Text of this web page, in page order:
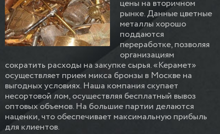
цены на вторичном
рынке. Данные цветные
металлы хорошо
поддаются
переработке, позволяя
организациям
сократить расходы на закупке сырья. «Керамет»
осуществляет прием микса бронзы в Москве на
выгодных условиях. Наша компания скупает
несортовой лом, осуществляя бесплатный вывоз
оптовых объемов. На большие партии делаются
наценки, что обеспечивает максимальную прибыль
для клиентов.